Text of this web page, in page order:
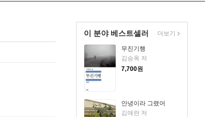
이 분야 베스트셀러
무진기행
김승옥 저
7,700원
안녕이라 그랬어
김애란 저
더보기